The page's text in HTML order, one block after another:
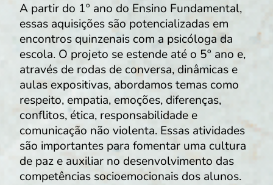
A partir do 1º ano do Ensino Fundamental,
essas aquisições são potencializadas em
encontros quinzenais com a psicóloga da
escola. O projeto se estende até o 5º ano e,
através de rodas de conversa, dinâmicas e
aulas expositivas, abordamos temas como
respeito, empatia, emoções, diferenças,
conflitos, ética, responsabilidade e
comunicação não violenta. Essas atividades
são importantes para fomentar uma cultura
de paz e auxiliar no desenvolvimento das
competências socioemocionais dos alunos.